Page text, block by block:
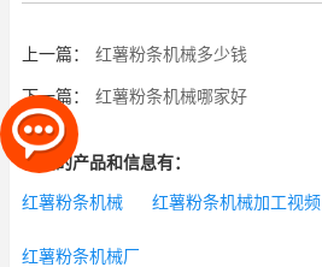
上一篇： 红薯粉条机械多少钱
下一篇： 红薯粉条机械哪家好
相关的产品和信息有：
红薯粉条机械 红薯粉条机械加工视频
红薯粉条机械厂